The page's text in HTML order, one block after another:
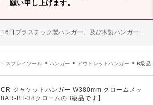
願い申し上げます。
7日
16日
プラスチック製ハンガー、及び木製ハンガーKシリーズ 価格改定のお知らせ
日 木製ハンガーNシリーズ価格改定のお知らせ
14日木製ハンガーNシリーズ価格改定のお知らせ
スプレイツール > ハンガー > アウトレットハンガー > B級品
ジャケットハンガー W380mm クロームメッ
BT-38クロームのB級品です】